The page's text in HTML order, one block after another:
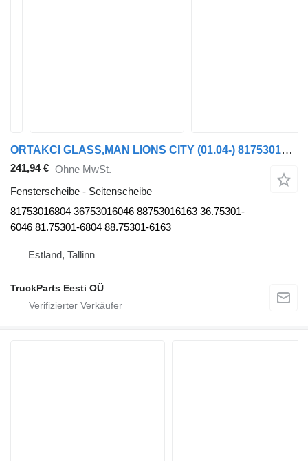
ORTAKCI GLASS,MAN LIONS CITY (01.04-) 81753016804 Seitenscheibe für MAN Bus
241,94 € Ohne MwSt.
Fensterscheibe - Seitenscheibe
81753016804 36753016046 88753016163 36.75301-
6046 81.75301-6804 88.75301-6163
Estland, Tallinn
TruckParts Eesti OÜ